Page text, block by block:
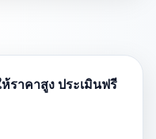
ราคาสูง ประเมินฟรี